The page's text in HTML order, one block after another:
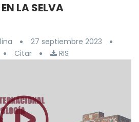
LA SELVA
27 septiembre 2023
Citar RIS